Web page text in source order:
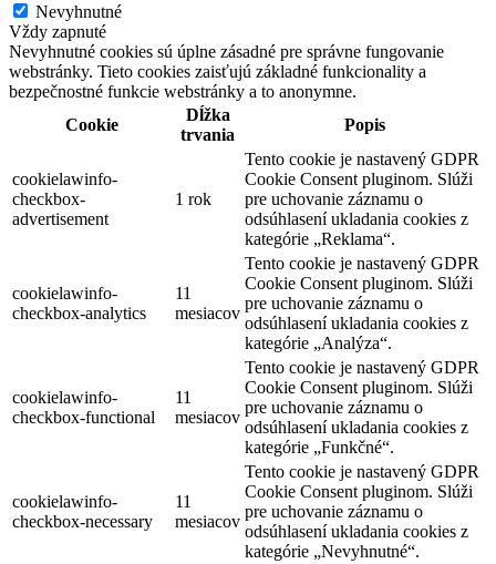
Nevyhnutné
Vždy zapnuté
Nevyhnutné cookies sú úplne zásadné pre správne fungovanie
webstránky. Tieto cookies zaisťujú základné funkcionality a
bezpečnostné funkcie webstránky a to anonymne.
Cookie
Dĺžka
trvania
Popis
cookielawinfo-
checkbox-
advertisement
1 rok
Tento cookie je nastavený GDPR
Cookie Consent pluginom. Slúži
pre uchovanie záznamu o
odsúhlasení ukladania cookies z
kategórie „Reklama“.
cookielawinfo-
checkbox-analytics
11
mesiacov
Tento cookie je nastavený GDPR
Cookie Consent pluginom. Slúži
pre uchovanie záznamu o
odsúhlasení ukladania cookies z
kategórie „Analýza“.
cookielawinfo-
checkbox-functional
11
mesiacov
Tento cookie je nastavený GDPR
Cookie Consent pluginom. Slúži
pre uchovanie záznamu o
odsúhlasení ukladania cookies z
kategórie „Funkčné“.
cookielawinfo-
checkbox-necessary
11
mesiacov
Tento cookie je nastavený GDPR
Cookie Consent pluginom. Slúži
pre uchovanie záznamu o
odsúhlasení ukladania cookies z
kategórie „Nevyhnutné“.